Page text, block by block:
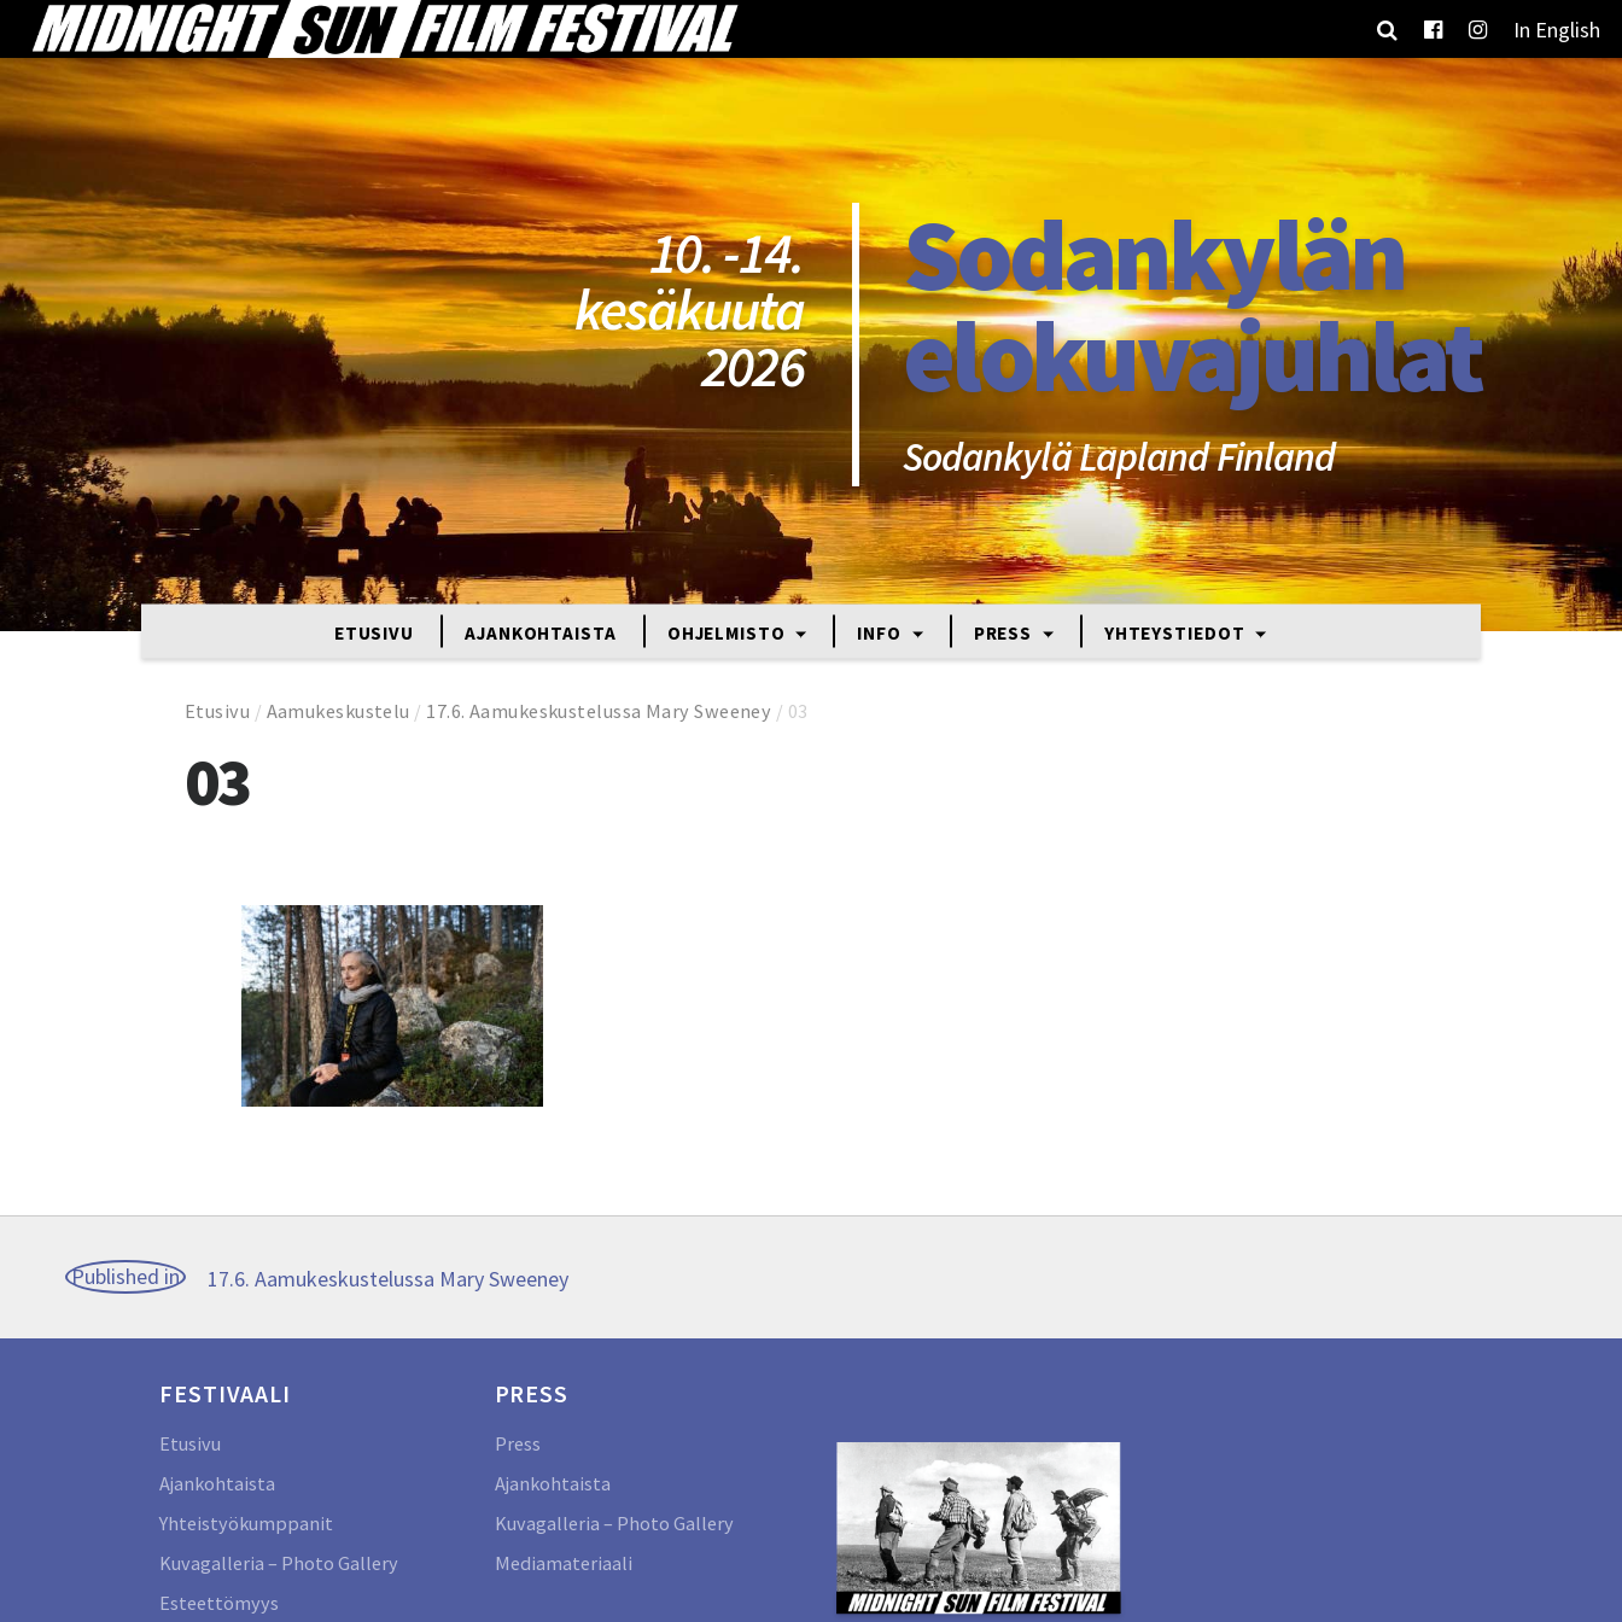
In English
10. -14.
kesäkuuta
2026
Sodankylän
elokuvajuhlat
Sodankylä Lapland Finland
ETUSIVU AJANKOHTAISTA OHJELMISTO INFO PRESS YHTEYSTIEDOT
Etusivu / Aamukeskustelu / 17.6. Aamukeskustelussa Mary Sweeney / 03
03
Artikkelien
selaus
Published in 17.6. Aamukeskustelussa Mary Sweeney
FESTIVAALI
Etusivu
Ajankohtaista
Yhteistyökumppanit
Kuvagalleria – Photo Gallery
Esteettömyys
PRESS
Press
Ajankohtaista
Kuvagalleria – Photo Gallery
Mediamateriaali